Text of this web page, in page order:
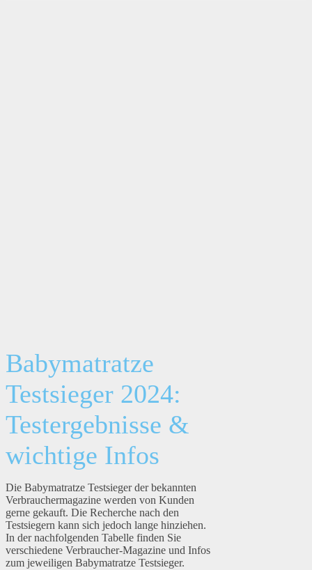
Babymatratze
Testsieger 2024:
Testergebnisse &
wichtige Infos
Die Babymatratze Testsieger der bekannten
Verbrauchermagazine werden von Kunden
gerne gekauft. Die Recherche nach den
Testsiegern kann sich jedoch lange hinziehen.
In der nachfolgenden Tabelle finden Sie
verschiedene Verbraucher-Magazine und Infos
zum jeweiligen Babymatratze Testsieger.